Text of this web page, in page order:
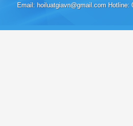
Email: hoiluatgiavn@gmail.com Hotline: